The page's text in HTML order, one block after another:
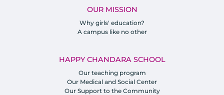
OUR MISSION
Why girls' education?
A campus like no other
HAPPY CHANDARA SCHOOL
Our teaching program
Our Medical and Social Center
Our Support to the Community